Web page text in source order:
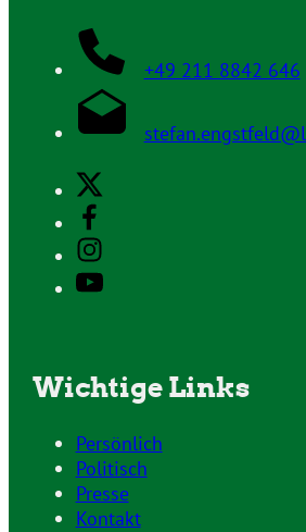
+49 211 8842 646
Wichtige Links
Persönlich
Politisch
Presse
Kontakt